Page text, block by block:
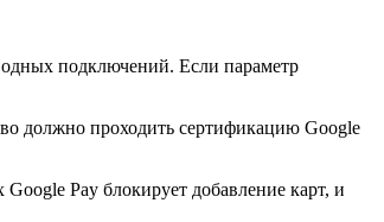
подключений. Если параметр
должно проходить сертификацию Google
Pay блокирует добавление карт, и